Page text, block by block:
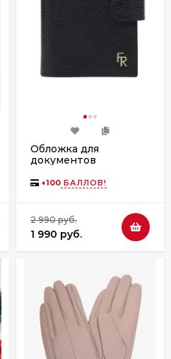
Обложка для
документов
+100 БАЛЛОВ!
2 990 руб.
1 990 руб.